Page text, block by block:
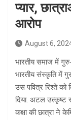
प्यार,
आरोप
August 6,
भारतीय समाज में
भारतीय संस्कृति में
उस पवित्र रिश्ते
दिया. अटल उत्कृष्ट
कक्षा की छात्रा ने